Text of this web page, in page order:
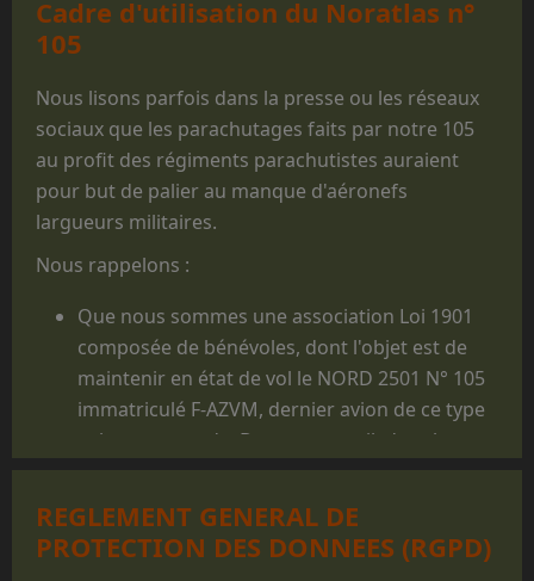
Cadre d'utilisation du Noratlas n°
105
Nous lisons parfois dans la presse ou les réseaux
sociaux que les parachutages faits par notre 105
au profit des régiments parachutistes auraient
pour but de palier au manque d'aéronefs
largueurs militaires.
Nous rappelons :
Que nous sommes une association Loi 1901
composée de bénévoles, dont l'objet est de
maintenir en état de vol le NORD 2501 N° 105
immatriculé F-AZVM, dernier avion de ce type
volant au monde. De cet appareil, dont la
largués des milliers de jeunes gens, et il reste
un appareil mythique dans le monde du
parachutisme militaire.
REGLEMENT GENERAL DE
PROTECTION DES DONNEES (RGPD)